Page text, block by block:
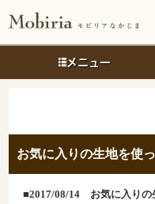
メニュー
■2017/08/14
お気に入り